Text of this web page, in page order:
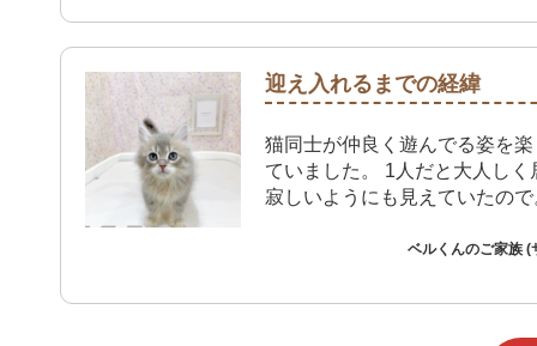
迎え入れるまでの経緯
猫同士が仲良く遊んでる姿を
ていました。 1人だと大人しく
寂しいようにも見えていたので
ベルくんのご家族 (